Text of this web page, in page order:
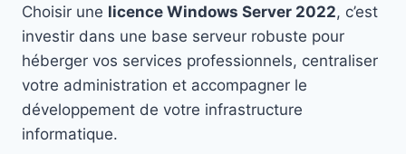
Choisir une licence Windows Server 2022, c’est
investir dans une base serveur robuste pour
héberger vos services professionnels, centraliser
votre administration et accompagner le
développement de votre infrastructure
informatique.